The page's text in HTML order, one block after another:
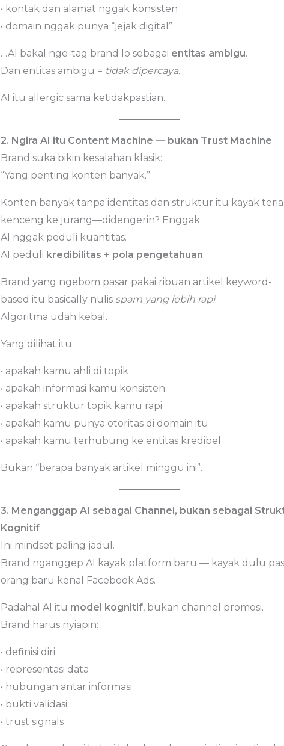
• kontak dan alamat nggak konsisten
• domain nggak punya “jejak digital”
…AI bakal nge-tag brand lo sebagai entitas ambigu.
Dan entitas ambigu = tidak dipercaya.
AI itu allergic sama ketidakpastian.
2. Ngira AI itu Content Machine — bukan Trust Machine
Brand suka bikin kesalahan klasik:
“Yang penting konten banyak.”
Konten banyak tanpa identitas dan struktur itu kayak
kenceng ke jurang—didengerin? Enggak.
AI nggak peduli kuantitas.
AI peduli kredibilitas + pola pengetahuan.
Brand yang ngebom pasar pakai ribuan artikel keyword-
based itu basically nulis spam yang lebih rapi.
Algoritma udah kebal.
Yang dilihat itu:
• apakah kamu ahli di topik
• apakah informasi kamu konsisten
• apakah struktur topik kamu rapi
• apakah kamu punya otoritas di domain itu
• apakah kamu terhubung ke entitas kredibel
Bukan “berapa banyak artikel minggu ini”.
3. Menganggap AI sebagai Channel, bukan sebagai
Kognitif
Ini mindset paling jadul.
Brand nganggep AI kayak platform baru — kayak dulu pas
orang baru kenal Facebook Ads.
Padahal AI itu model kognitif, bukan channel promosi.
Brand harus nyiapin:
• definisi diri
• representasi data
• hubungan antar informasi
• bukti validasi
• trust signals